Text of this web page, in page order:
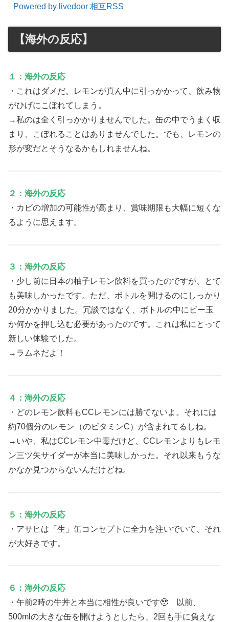
Powered by livedoor 相互RSS
【海外の反応】
１：海外の反応
・これはダメだ。レモンが真ん中に引っかかって、飲み物
がひげにこぼれてしまう。
→私のは全く引っかかりませんでした。缶の中でうまく収
まり、こぼれることはありませんでした。でも、レモンの
形が変だとそうなるかもしれませんね。
２：海外の反応
・カビの増加の可能性が高まり、賞味期限も大幅に短くな
るように思えます。
３：海外の反応
・少し前に日本の柚子レモン飲料を買ったのですが、とて
も美味しかったです。ただ、ボトルを開けるのにしっかり
20分かかりました。冗談ではなく、ボトルの中にビー玉
か何かを押し込む必要があったのです。これは私にとって
新しい体験でした。
→ラムネだよ！
４：海外の反応
・どのレモン飲料もCCレモンには勝てないよ。それには
約70個分のレモン（のビタミンC）が含まれてるしね。
→いや、私はCCレモン中毒だけど、CCレモンよりもレモ
ン三ツ矢サイダーが本当に美味しかった。それ以来もうな
かなか見つからないんだけどね。
５：海外の反応
・アサヒは「生」缶コンセプトに全力を注いでいて、それ
が大好きです。
６：海外の反応
・午前2時の牛丼と本当に相性が良いです🥹 以前、
500mlの大きな缶を開けようとしたら、2回も手に負えな